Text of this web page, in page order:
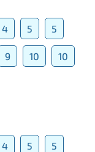
4 5 5
9 10 10
4 5 5